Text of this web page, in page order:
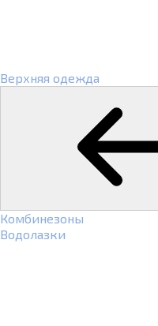
Верхняя одежда
Комбинезоны
Водолазки